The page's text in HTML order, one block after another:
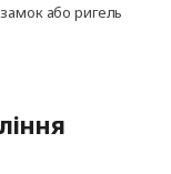
або ригель